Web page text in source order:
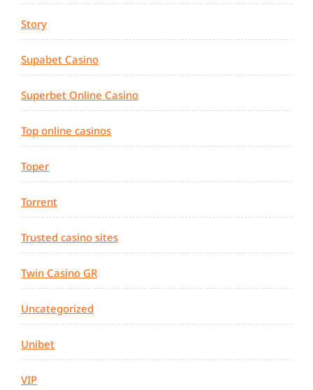
Story
Supabet Casino
Superbet Online Casino
Top online casinos
Toper
Torrent
Trusted casino sites
Twin Casino GR
Uncategorized
Unibet
VIP